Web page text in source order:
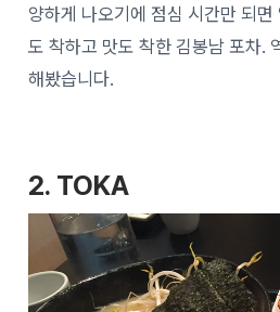
양하게 나오기에 점심 시간만 되
도 착하고 맛도 착한 김봉남 포차.
해봤습니다.
2. TOKA